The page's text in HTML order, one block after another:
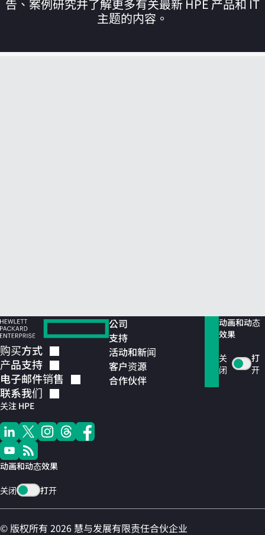
您的购物车目前是空的
告、案例研究并了解更多有关最新 HPE 产品和 IT
主题的内容。
购买方式
产品支持
电子邮件销售
联系我们
关注 HPE
动画和动态效果
关闭 打开
公司
支持
活动和新闻
客户资源
合作伙伴
动画和动态
效果
关
闭
打
开
© 版权所有 2026 慧与发展有限责任合伙企业